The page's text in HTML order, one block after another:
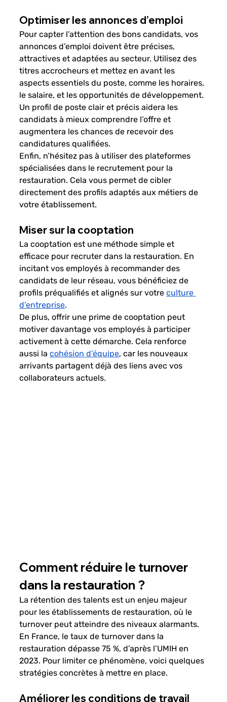
Optimiser les annonces d’emploi
Pour capter l’attention des bons candidats, vos
annonces d’emploi doivent être précises,
attractives et adaptées au secteur. Utilisez des
titres accrocheurs et mettez en avant les
aspects essentiels du poste, comme les horaires,
le salaire, et les opportunités de développement.
Un profil de poste clair et précis aidera les
candidats à mieux comprendre l’offre et
augmentera les chances de recevoir des
candidatures qualifiées.
Enfin, n’hésitez pas à utiliser des plateformes
spécialisées dans le recrutement pour la
restauration. Cela vous permet de cibler
directement des profils adaptés aux métiers de
votre établissement.
Miser sur la cooptation
La cooptation est une méthode simple et
efficace pour recruter dans la restauration. En
incitant vos employés à recommander des
candidats de leur réseau, vous bénéficiez de
profils préqualifiés et alignés sur votre culture
d’entreprise.
De plus, offrir une prime de cooptation peut
motiver davantage vos employés à participer
activement à cette démarche. Cela renforce
aussi la cohésion d’équipe, car les nouveaux
arrivants partagent déjà des liens avec vos
collaborateurs actuels.
Comment réduire le turnover
dans la restauration ?
La rétention des talents est un enjeu majeur
pour les établissements de restauration, où le
turnover peut atteindre des niveaux alarmants.
En France, le taux de turnover dans la
restauration dépasse 75 %, d’après l’UMIH en
2023. Pour limiter ce phénomène, voici quelques
stratégies concrètes à mettre en place.
Améliorer les conditions de travail